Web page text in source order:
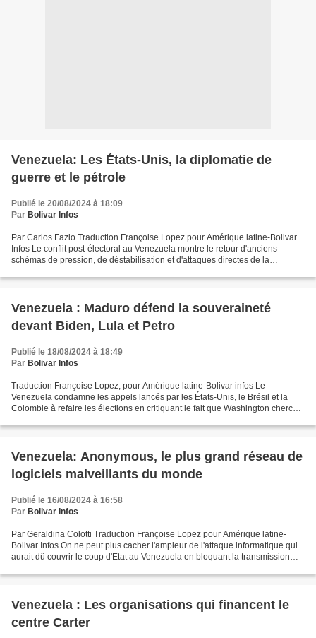
Venezuela: Les États-Unis, la diplomatie de
guerre et le pétrole
Publié le 20/08/2024 à 18:09
Par Bolivar Infos
Par Carlos Fazio Traduction Françoise Lopez pour Amérique latine-Bolivar
Infos Le conflit post-électoral au Venezuela montre le retour d'anciens
schémas de pression, de déstabilisation et d'attaques directes de la
Venezuela : Maduro défend la souveraineté
devant Biden, Lula et Petro
Publié le 18/08/2024 à 18:49
Par Bolivar Infos
Traduction Françoise Lopez, pour Amérique latine-Bolivar infos Le
Venezuela condamne les appels lancés par les États-Unis, le Brésil et la
Colombie à refaire les élections en critiquant le fait que Washington cherche
Venezuela: Anonymous, le plus grand réseau de
logiciels malveillants du monde
Publié le 16/08/2024 à 16:58
Par Bolivar Infos
Par Geraldina Colotti Traduction Françoise Lopez pour Amérique latine-
Bolivar Infos On ne peut plus cacher l'ampleur de l'attaque informatique qui
aurait dû couvrir le coup d'Etat au Venezuela en bloquant la transmission
Venezuela : Les organisations qui financent le
centre Carter